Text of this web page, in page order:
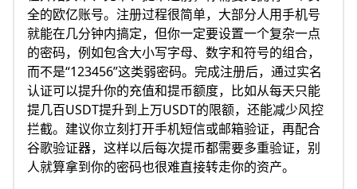
全的欧亿账号。注册过程很简单，大部分人用手机号
就能在几分钟内搞定，但你一定要设置一个复杂一点
的密码，例如包含大小写字母、数字和符号的组合，
而不是“123456”这类弱密码。完成注册后，通过实名
认证可以提升你的充值和提币额度，比如从每天只能
提几百USDT提升到上万USDT的限额，还能减少风控
拦截。建议你立刻打开手机短信或邮箱验证，再配合
谷歌验证器，这样以后每次提币都需要多重验证，别
人就算拿到你的密码也很难直接转走你的资产。